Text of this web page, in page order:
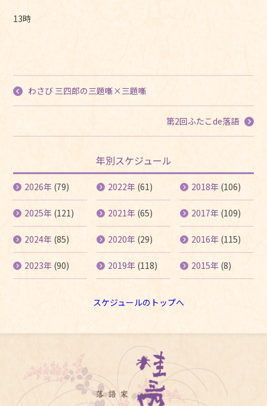
13時
わさび 三四郎の三題噺×三題噺
第2回ふたこde落語
年別スケジュール
2026年 (79)
2025年 (121)
2024年 (85)
2023年 (90)
2022年 (61)
2021年 (65)
2020年 (29)
2019年 (118)
2018年(106)
2017年(109)
2016年(115)
2015年(8)
スケジュールのトップへ